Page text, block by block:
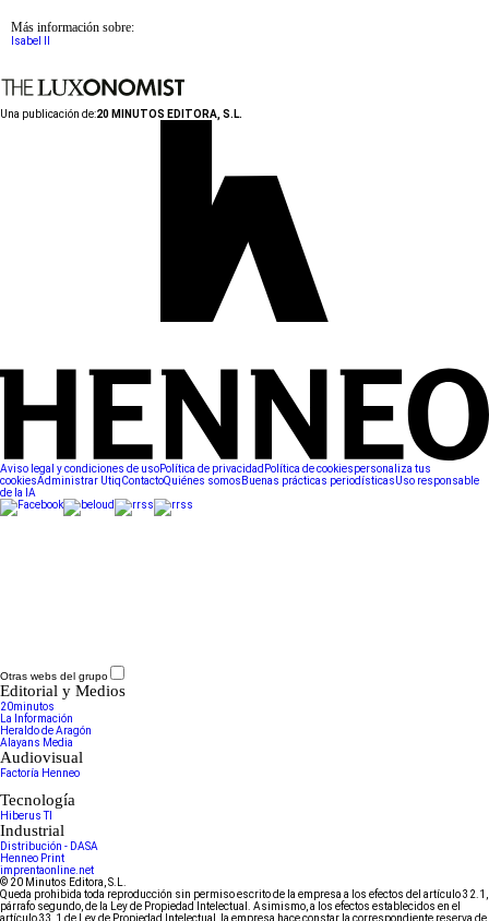
Más información sobre:
Isabel II
Una publicación de:20 MINUTOS EDITORA, S.L.
Aviso legal y condiciones de usoPolítica de privacidad Política de cookiespersonaliza tus
cookiesAdministrar UtiqContactoQuiénes somos Buenas prácticas periodísticasUso responsable
de la IA
Otras webs del grupo
Editorial y Medios
20minutos
La Información
Heraldo de Aragón
Alayans Media
Audiovisual
Factoría Henneo
Tecnología
Hiberus TI
Industrial
Distribución - DASA
Henneo Print
imprentaonline.net
© 20 Minutos Editora, S.L.
Queda prohibida toda reproducción sin permiso escrito de la empresa a los efectos del artículo 32.1,
párrafo segundo, de la Ley de Propiedad Intelectual. Asimismo, a los efectos establecidos en el
artículo 33.1 de Ley de Propiedad Intelectual, la empresa hace constar la correspondiente reserva de